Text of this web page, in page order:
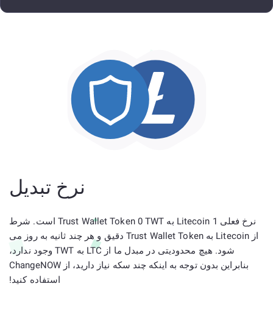
نرخ تبدیل
نرخ فعلی 1 Litecoin به Trust Wallet Token 0 TWT است. شرط
از Litecoin به Trust Wallet Token دقیق و هر چند ثانیه به روز می
شود. هیچ محدودیتی در مبدل ما از LTC به TWT وجود ندارد،
بنابراین بدون توجه به اینکه چند سکه نیاز دارید، از ChangeNOW
استفاده کنید!